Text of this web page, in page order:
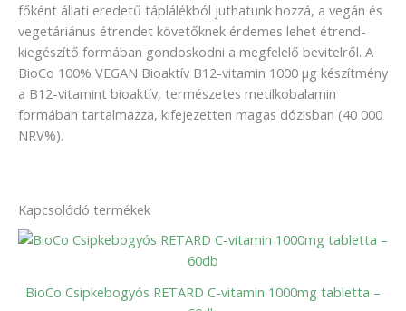
főként állati eredetű táplálékból juthatunk hozzá, a vegán és
vegetáriánus étrendet követőknek érdemes lehet étrend-
kiegészítő formában gondoskodni a megfelelő bevitelről. A
BioCo 100% VEGAN Bioaktív B12-vitamin 1000 μg készítmény
a B12-vitamint bioaktív, természetes metilkobalamin
formában tartalmazza, kifejezetten magas dózisban (40 000
NRV%).
Kapcsolódó termékek
BioCo Csipkebogyós RETARD C-vitamin 1000mg tabletta –